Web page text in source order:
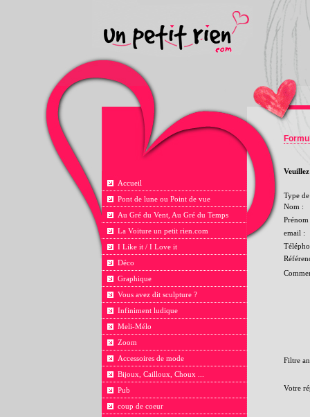
Accueil
Pont de lune ou Point de vue
Au Gré du Vent, Au Gré du Temps
La Voiture un petit rien.com
I Like it / I Love it
Déco
Graphique
Vous avez dit sculpture ?
Infiniment ludique
Meli-Mélo
Zoom
Accessoires de mode
Bijoux, Cailloux, Choux ...
Pub
coup de coeur
Type
Nom :
Prénom
email :
Filtre
Votre